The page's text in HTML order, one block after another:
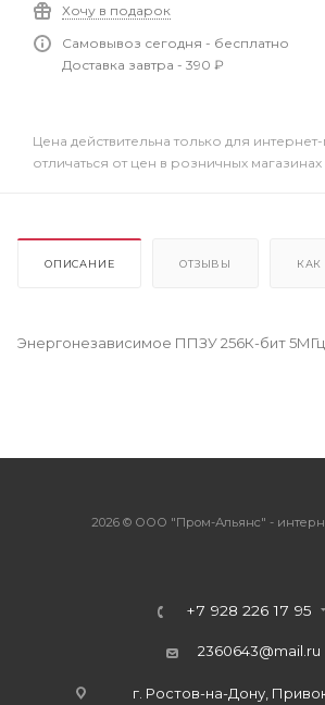
Хочу в подарок
Самовывоз сегодня - бесплатно
Доставка завтра - 390 ₽
Цена действительна только для
отличаться от цен в розничных магазинах
ОПИСАНИЕ ОТЗЫВЫ КАК
Энергонезависимое ППЗУ 256К-бит 5МГц
2026 © ООО "Пром-Альянс" -
+7 928 226 17 95
2360643@mail.ru
г. Ростов-на-Дону,